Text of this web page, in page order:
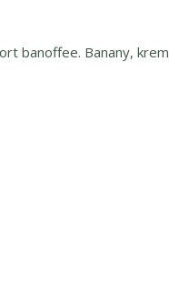
banoffee. Banany, krem